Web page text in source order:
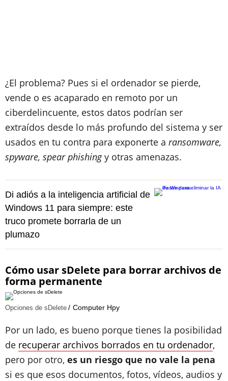
¿El problema? Pues si el ordenador se pierde,
vende o es acaparado en remoto por un
ciberdelincuente, estos datos podrían ser
extraídos desde lo más profundo del sistema y ser
usados en tu contra para exponerte a ransomware,
spyware, spear phishingy otras amenazas.
Di adiós a la inteligencia artificial de
Windows 11 para siempre: este
truco promete borrarla de un
plumazo
Cómo usar sDelete para borrar archivos de
forma permanente
Opciones de sDelete Computer Hpy
Por un lado, es bueno porque tienes la posibilidad
de recuperar archivos borrados en tu ordenador,
pero por otro, es un riesgo que no vale la pena
si es que esos documentos, fotos, vídeos, audios y